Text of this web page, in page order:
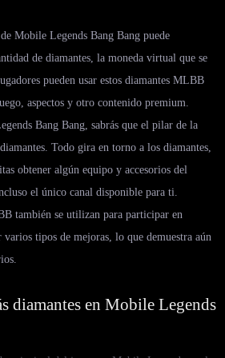
Mobile Legends Bang Bang puede
de diamantes, la moneda virtual que se
pueden usar estos diamantes MLBB
aspectos y otro contenido premium.
Bang Bang, sabrás que el pilar de la
Todo gira en torno a los diamantes,
obtener algún equipo y accesorios del
el único canal disponible para ti.
también se utilizan para participar en
tipos de mejoras, lo que demuestra aún
diamantes en Mobile Legends